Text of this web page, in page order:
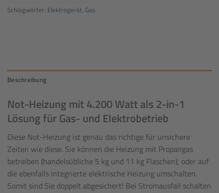
Schlagwörter: Elektrogerät, Gas
Beschreibung
Not-Heizung mit 4.200 Watt als 2-in-1
Lösung für Gas- und Elektrobetrieb
Diese Not-Heizung ist genau das richtige für unsichere
Zeiten wie diese. Sie können die Heizung mit Propangas
betreiben (handelsübliche 5 kg und 11 kg Flaschen), oder auf
die ebenfalls integrierte elektrische Heizung umschalten.
Somit sind Sie doppelt abgesichert! Bei Stromausfall schalten